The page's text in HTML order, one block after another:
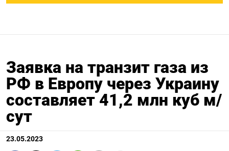
Заявка на транзит газа из
РФ в Европу через Украину
составляет 41,2 млн куб м/
сут
23.05.2023